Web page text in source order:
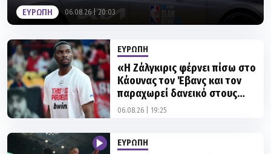
ΕΥΡΩΠΗ 06.08.26 | 20:03
ΕΥΡΩΠΗ
«Η Ζάλγκιρις φέρνει πίσω στο
Κάουνας τον Έβανς και τον
παραχωρεί δανεικό στους
Λόντον Λάιονς»
06.08.26 | 19:25
ΕΥΡΩΠΗ